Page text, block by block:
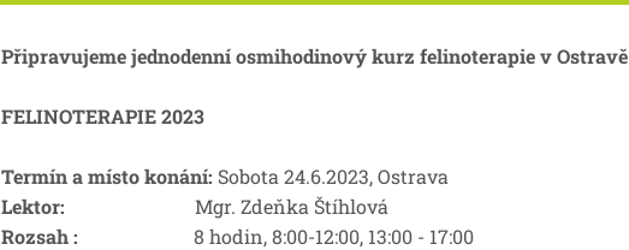
Připravujeme jednodenní osmihodinový kurz felinoterapie v Ostravě
FELINOTERAPIE 2023
Termín a místo konání: Sobota 24.6.2023, Ostrava
Lektor:
Mgr. Zdeňka Štíhlová
Rozsah :
8 hodin, 8:00-12:00, 13:00 - 17:00